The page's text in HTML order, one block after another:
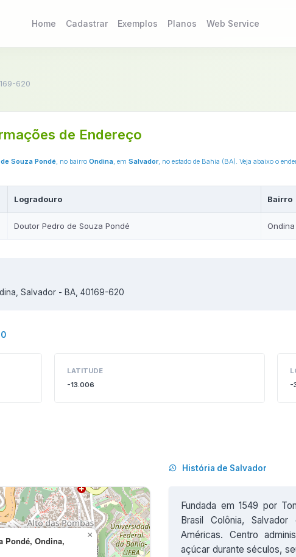
Home Cadastrar Exemplos Planos Web Service
620
de Endereço
Souza Pondé, no bairro Ondina, em Salvador, no estado de Bahia (BA). Veja abaixo o
Logradouro Bairro
Doutor Pedro de Souza Pondé Ondina
Salvador - BA, 40169-620
LATITUDE
-13.006
-
Pondé, Ondina,
×
História de Salvador
Fundada em 1549 por
Brasil Colônia,
Américas. Centro
açúcar durante séculos,